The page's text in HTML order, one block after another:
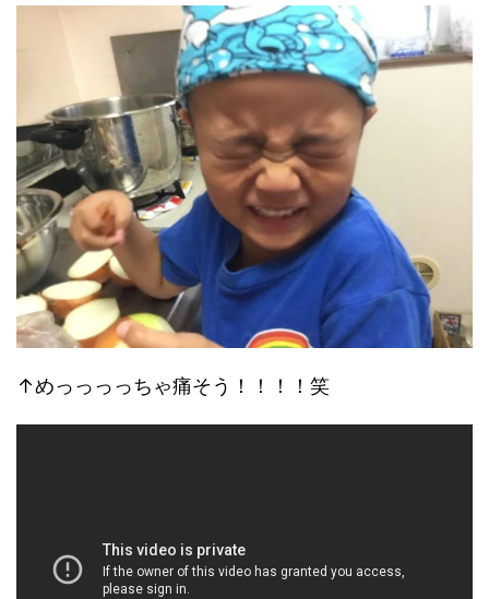
↑めっっっっちゃ痛そう！！！！笑